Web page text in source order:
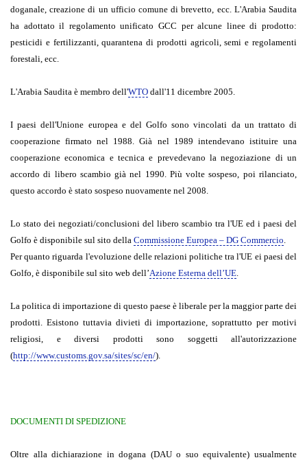
doganale, creazione di un ufficio comune di brevetto, ecc. L'Arabia Saudita
ha adottato il regolamento unificato GCC per alcune linee di prodotto:
pesticidi e fertilizzanti, quarantena di prodotti agricoli, semi e regolamenti
forestali, ecc.
L'Arabia Saudita è membro dell'WTO dall'11 dicembre 2005.
I paesi dell'Unione europea e del Golfo sono vincolati da un trattato di
cooperazione firmato nel 1988. Già nel 1989 intendevano istituire una
cooperazione economica e tecnica e prevedevano la negoziazione di un
accordo di libero scambio già nel 1990. Più volte sospeso, poi rilanciato,
questo accordo è stato sospeso nuovamente nel 2008.
Lo stato dei negoziati/conclusioni del libero scambio tra l'UE ed i paesi del
Golfo è disponibile sul sito della Commissione Europea – DG Commercio.
Per quanto riguarda l'evoluzione delle relazioni politiche tra l'UE ei paesi del
Golfo, è disponibile sul sito web dell’Azione Esterna dell’UE.
La politica di importazione di questo paese è liberale per la maggior parte dei
prodotti. Esistono tuttavia divieti di importazione, soprattutto per motivi
religiosi, e diversi prodotti sono soggetti all'autorizzazione
(http://www.customs.gov.sa/sites/sc/en/).
DOCUMENTI DI SPEDIZIONE
Oltre alla dichiarazione in dogana (DAU o suo equivalente) usualmente